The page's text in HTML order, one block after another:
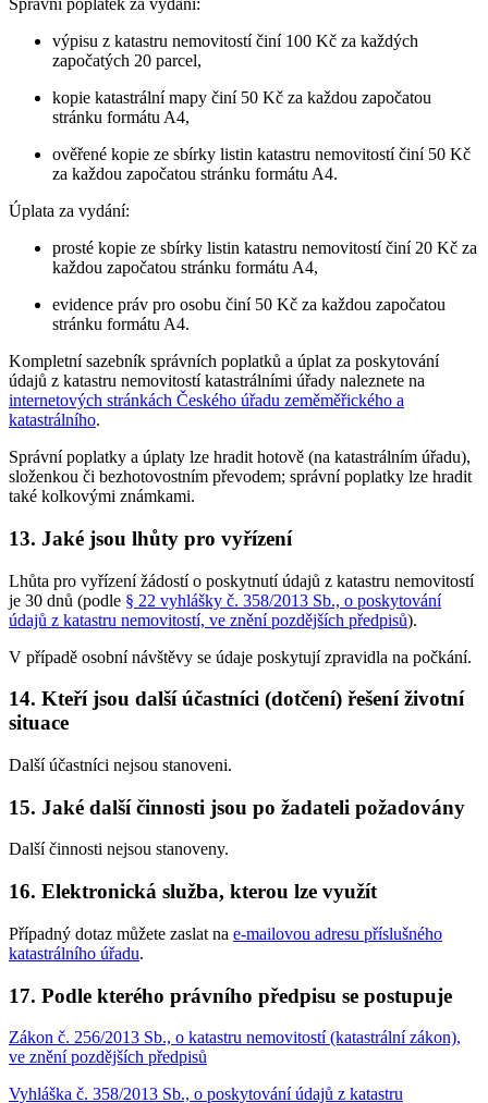
Správní poplatek za vydání:
výpisu z katastru nemovitostí činí 100 Kč za každých
započatých 20 parcel,
kopie katastrální mapy činí 50 Kč za každou započatou
stránku formátu A4,
ověřené kopie ze sbírky listin katastru nemovitostí činí 50 Kč
za každou započatou stránku formátu A4.
Úplata za vydání:
prosté kopie ze sbírky listin katastru nemovitostí činí 20 Kč za
každou započatou stránku formátu A4,
evidence práv pro osobu činí 50 Kč za každou započatou
stránku formátu A4.
Kompletní sazebník správních poplatků a úplat za poskytování
údajů z katastru nemovitostí katastrálními úřady naleznete na
internetových stránkách Českého úřadu zeměměřického a
katastrálního.
Správní poplatky a úplaty lze hradit hotově (na katastrálním úřadu),
složenkou či bezhotovostním převodem; správní poplatky lze hradit
také kolkovými známkami.
13. Jaké jsou lhůty pro vyřízení
Lhůta pro vyřízení žádostí o poskytnutí údajů z katastru nemovitostí
je 30 dnů (podle § 22 vyhlášky č. 358/2013 Sb., o poskytování
údajů z katastru nemovitostí, ve znění pozdějších předpisů).
V případě osobní návštěvy se údaje poskytují zpravidla na počkání.
14. Kteří jsou další účastníci (dotčení) řešení životní
situace
Další účastníci nejsou stanoveni.
15. Jaké další činnosti jsou po žadateli požadovány
Další činnosti nejsou stanoveny.
16. Elektronická služba, kterou lze využít
Případný dotaz můžete zaslat na e-mailovou adresu příslušného
katastrálního úřadu.
17. Podle kterého právního předpisu se postupuje
Zákon č. 256/2013 Sb., o katastru nemovitostí (katastrální zákon),
ve znění pozdějších předpisů
Vyhláška č. 358/2013 Sb., o poskytování údajů z katastru